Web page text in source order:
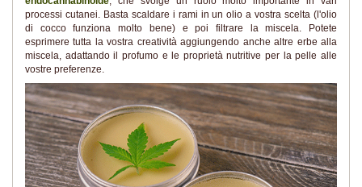
processi cutanei. Basta scaldare i rami in un olio a vostra scelta (l'olio
di cocco funziona molto bene) e poi filtrare la miscela. Potete
esprimere tutta la vostra creatività aggiungendo anche altre erbe alla
miscela, adattando il profumo e le proprietà nutritive per la pelle alle
vostre preferenze.